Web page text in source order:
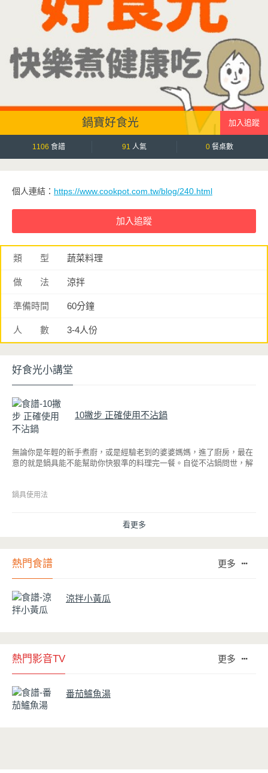
鍋寶好食光
1106 食譜 91 人氣 0 餐桌數
個人連結： https://www.cookpot.com.tw/blog/240.html
類 型 蔬菜料理
做 法 涼拌
準備時間 60分鐘
人 數 3-4人份
好食光小講堂
10撇步 正確使用不沾鍋
無論你是年輕的新手煮廚，或是經驗老到的婆婆媽媽，進了廚房，最在
意的就是鍋具能不能幫助你快狠準的料理完一餐。自從不沾鍋問世，解
因此金鑽不沾系列的鍋具，更年年穩居銷售排行榜的前幾名。然而如何
鍋具使用法
看更多
熱門食譜 更多
涼拌小黃瓜
熱門影音TV 更多
番茄鱸魚湯